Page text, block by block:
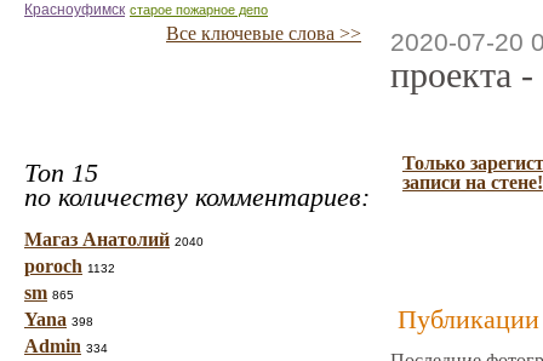
Красноуфимск старое пожарное депо
Все ключевые слова >>
Топ 15
по количеству комментариев:
Магаз Анатолий 2040
poroch 1132
sm 865
Yana 398
Admin 334
2020-07-20
проекта
Только
записи на стене!
Публикации